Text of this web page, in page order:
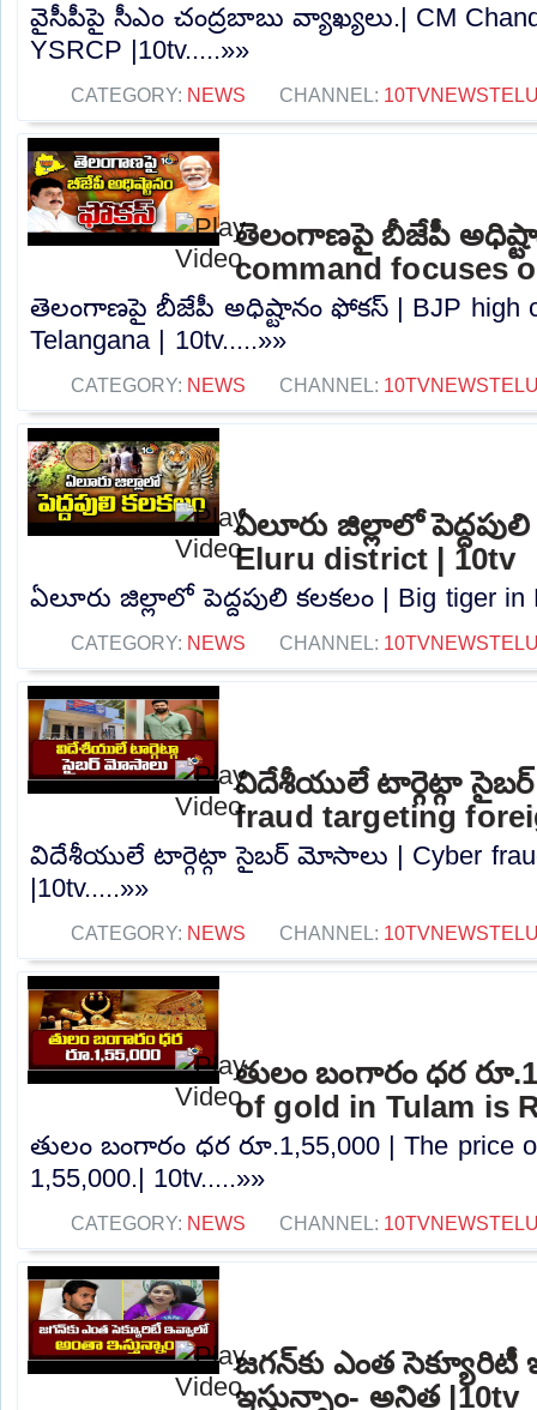
వైసీపీపై సీఎం చంద్రబాబు వ్యాఖ్యలు.| CM
YSRCP |10tv.....»»
CATEGORY: NEWS CHANNEL:
తెలంగాణపై బీజేపీ
command focuses
తెలంగాణపై బీజేపీ అధిష్టానం ఫోకస్ | BJP high
Telangana | 10tv.....»»
CATEGORY: NEWS CHANNEL:
ఏలూరు జిల్లాలో
Eluru district | 10tv
ఏలూరు జిల్లాలో పెద్దపులి కలకలం | Big tiger in
CATEGORY: NEWS CHANNEL:
విదేశీయులే టార్గెట్గా
fraud targeting
విదేశీయులే టార్గెట్గా సైబర్ మోసాలు | Cyber ​​fraud
|10tv.....»»
CATEGORY: NEWS CHANNEL:
తులం బంగారం ధర
of gold in Tulam is
తులం బంగారం ధర రూ.1,55,000 | The price
1,55,000.| 10tv.....»»
CATEGORY: NEWS CHANNEL:
జగన్‌కు ఎంత
ఇస్తున్నాం- అనిత |10tv